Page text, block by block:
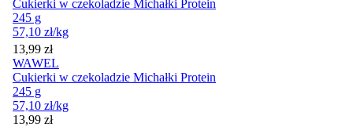
Cukierki w czekoladzie Michałki Protein
245 g
57,10 zł/kg
Cena
13,99 zł
WAWEL
Cukierki w czekoladzie Michałki Protein
245 g
57,10 zł/kg
Cena
13,99 zł